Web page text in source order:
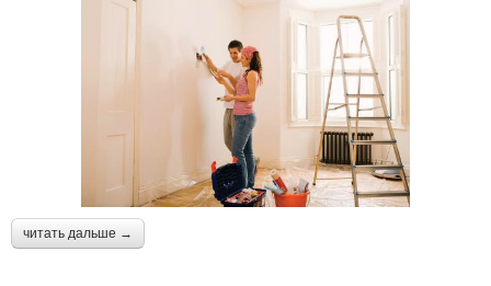
читать дальше →